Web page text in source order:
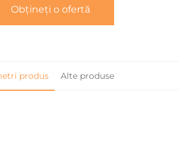
Obțineți o ofertă
produs Alte produse